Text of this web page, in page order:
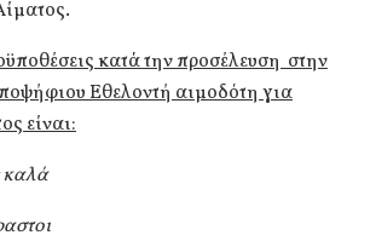
κατά την προσέλευση στην
Εθελοντή αιμοδότη για
είναι:
καλά